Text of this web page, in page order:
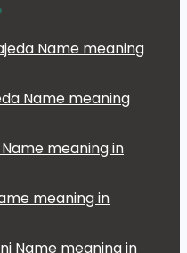
Name meaning
Name meaning in
Name meaning in